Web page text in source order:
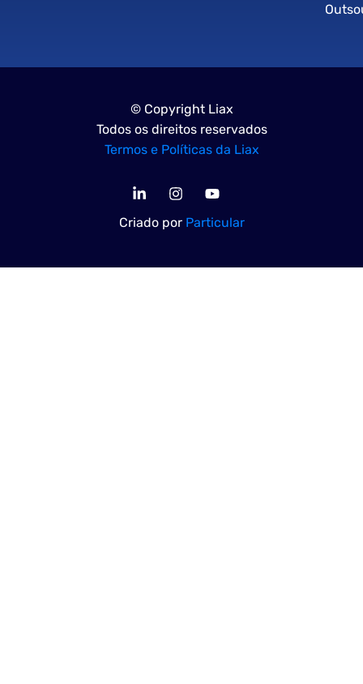
© Copyright Liax
Todos os direitos reservados
Termos e Políticas da Liax
Criado por Particular